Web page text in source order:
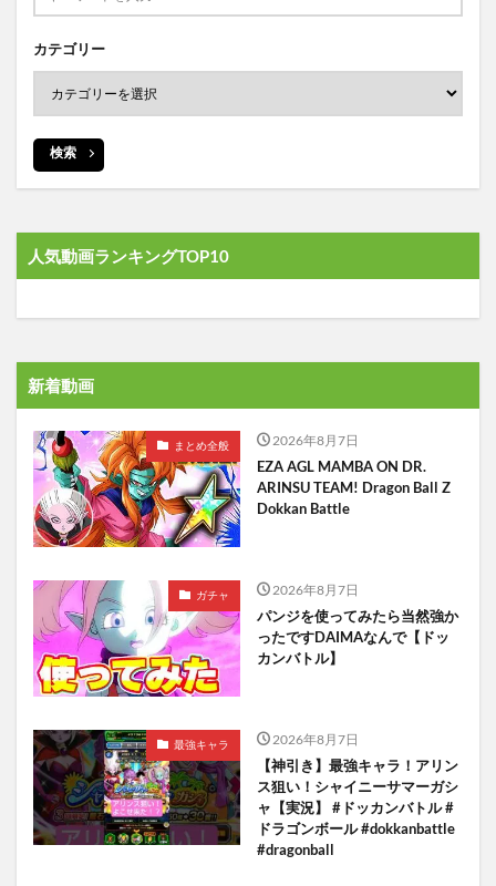
カテゴリー
検索
人気動画ランキングTOP10
新着動画
まとめ全般 2026年8月7日
EZA AGL MAMBA ON DR.
ARINSU TEAM! Dragon Ball Z
Dokkan Battle
ガチャ 2026年8月7日
パンジを使ってみたら当然強か
ったですDAIMAなんで【ドッ
カンバトル】
最強キャラ 2026年8月7日
【神引き】最強キャラ！アリン
ス狙い！シャイニーサマーガシ
ャ【実況】 #ドッカンバトル #
ドラゴンボール #dokkanbattle
#dragonball